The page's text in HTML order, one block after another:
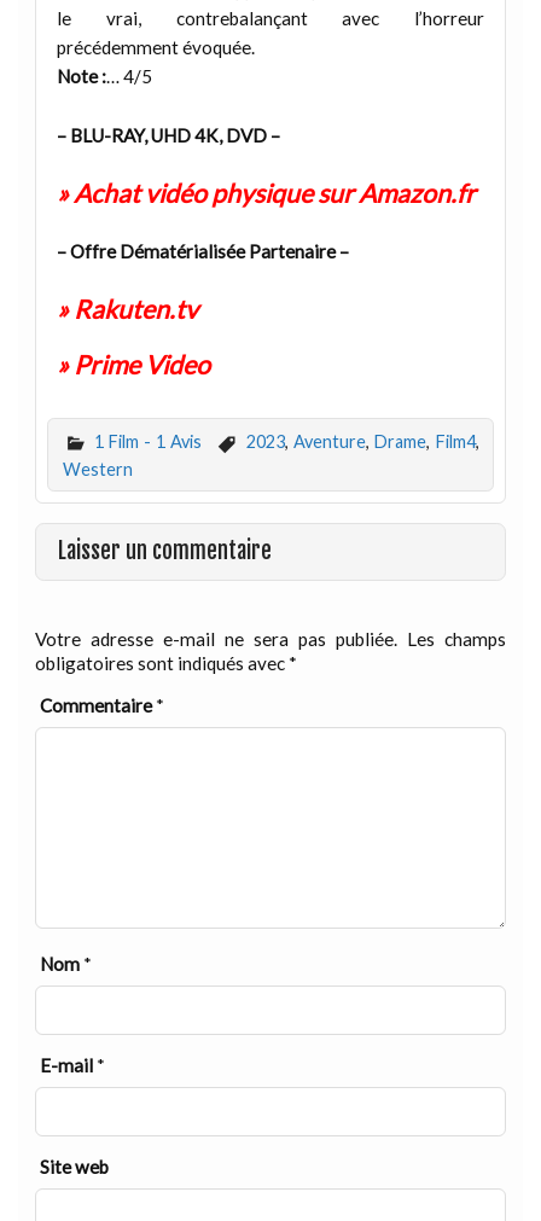
le vrai, contrebalançant avec l’horreur
précédemment évoquée.
Note :… 4/5
– BLU-RAY, UHD 4K, DVD –
» Achat vidéo physique sur Amazon.fr
– Offre Dématérialisée Partenaire –
» Rakuten.tv
» Prime Video
1 Film - 1 Avis 2023,Aventure,Drame, Film4,
Western
Laisser un commentaire
Votre adresse e-mail ne sera pas publiée. Les champs
obligatoires sont indiqués avec *
Commentaire*
Nom *
E-mail *
Site web